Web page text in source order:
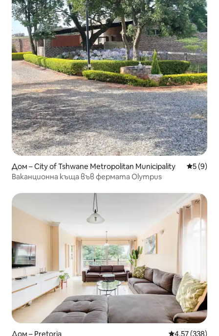
Дом – City of Tshwane Metropolitan Municipality Средна
5 (9)
Ваканционна къща във фермата Olympus
Дом – Pretoria Средна
4,57 (338)